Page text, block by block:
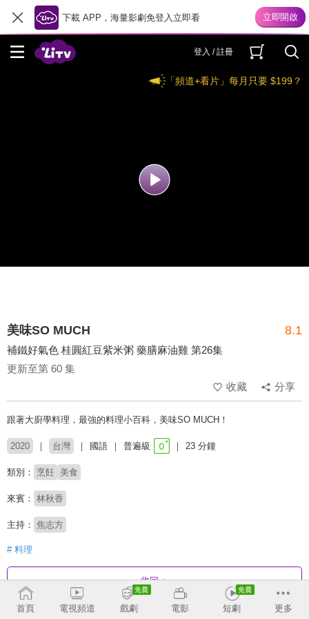
下載 APP，海量影劇免登入立即看
登入 / 註冊
「頻道+看片」每月只要 $199？
美味SO MUCH 8.1
補鐵好氣色 桂圓紅豆紫米粥 藥膳麻油雞 第26集
更新至第 60 集
收藏
分享
跟著大廚學料理，最強的料理小百科，美味SO MUCH！
2020 台灣 國語 普遍級 23 分鐘
類別： 烹飪 美食
來賓： 林秋香
主持： 焦志方
# 料理
收回
首頁 電視頻道 戲劇 電影 短劇 更多